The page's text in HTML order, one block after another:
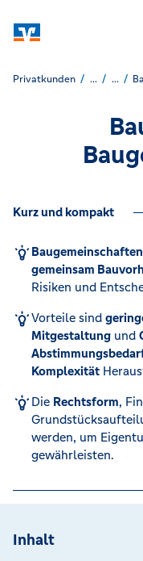
Privatkunden ... ...
Kurz und kompakt
Baugemeinschaften
gemeinsam
Risiken und
Vorteile sind
Mitgestaltungund
Komplexität
Die Rechtsform,
werden, um
gewährleisten.
Inhalt